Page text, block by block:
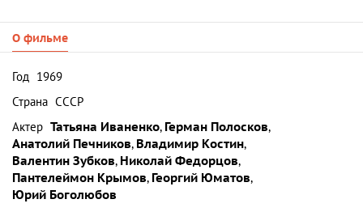
О фильме
Год 1969
Страна СССР
Актер Татьяна Иваненко, Герман Полосков,
Анатолий Печников, Владимир Костин,
Валентин Зубков, Николай Федорцов,
Пантелеймон Крымов, Георгий Юматов,
Юрий Боголюбов